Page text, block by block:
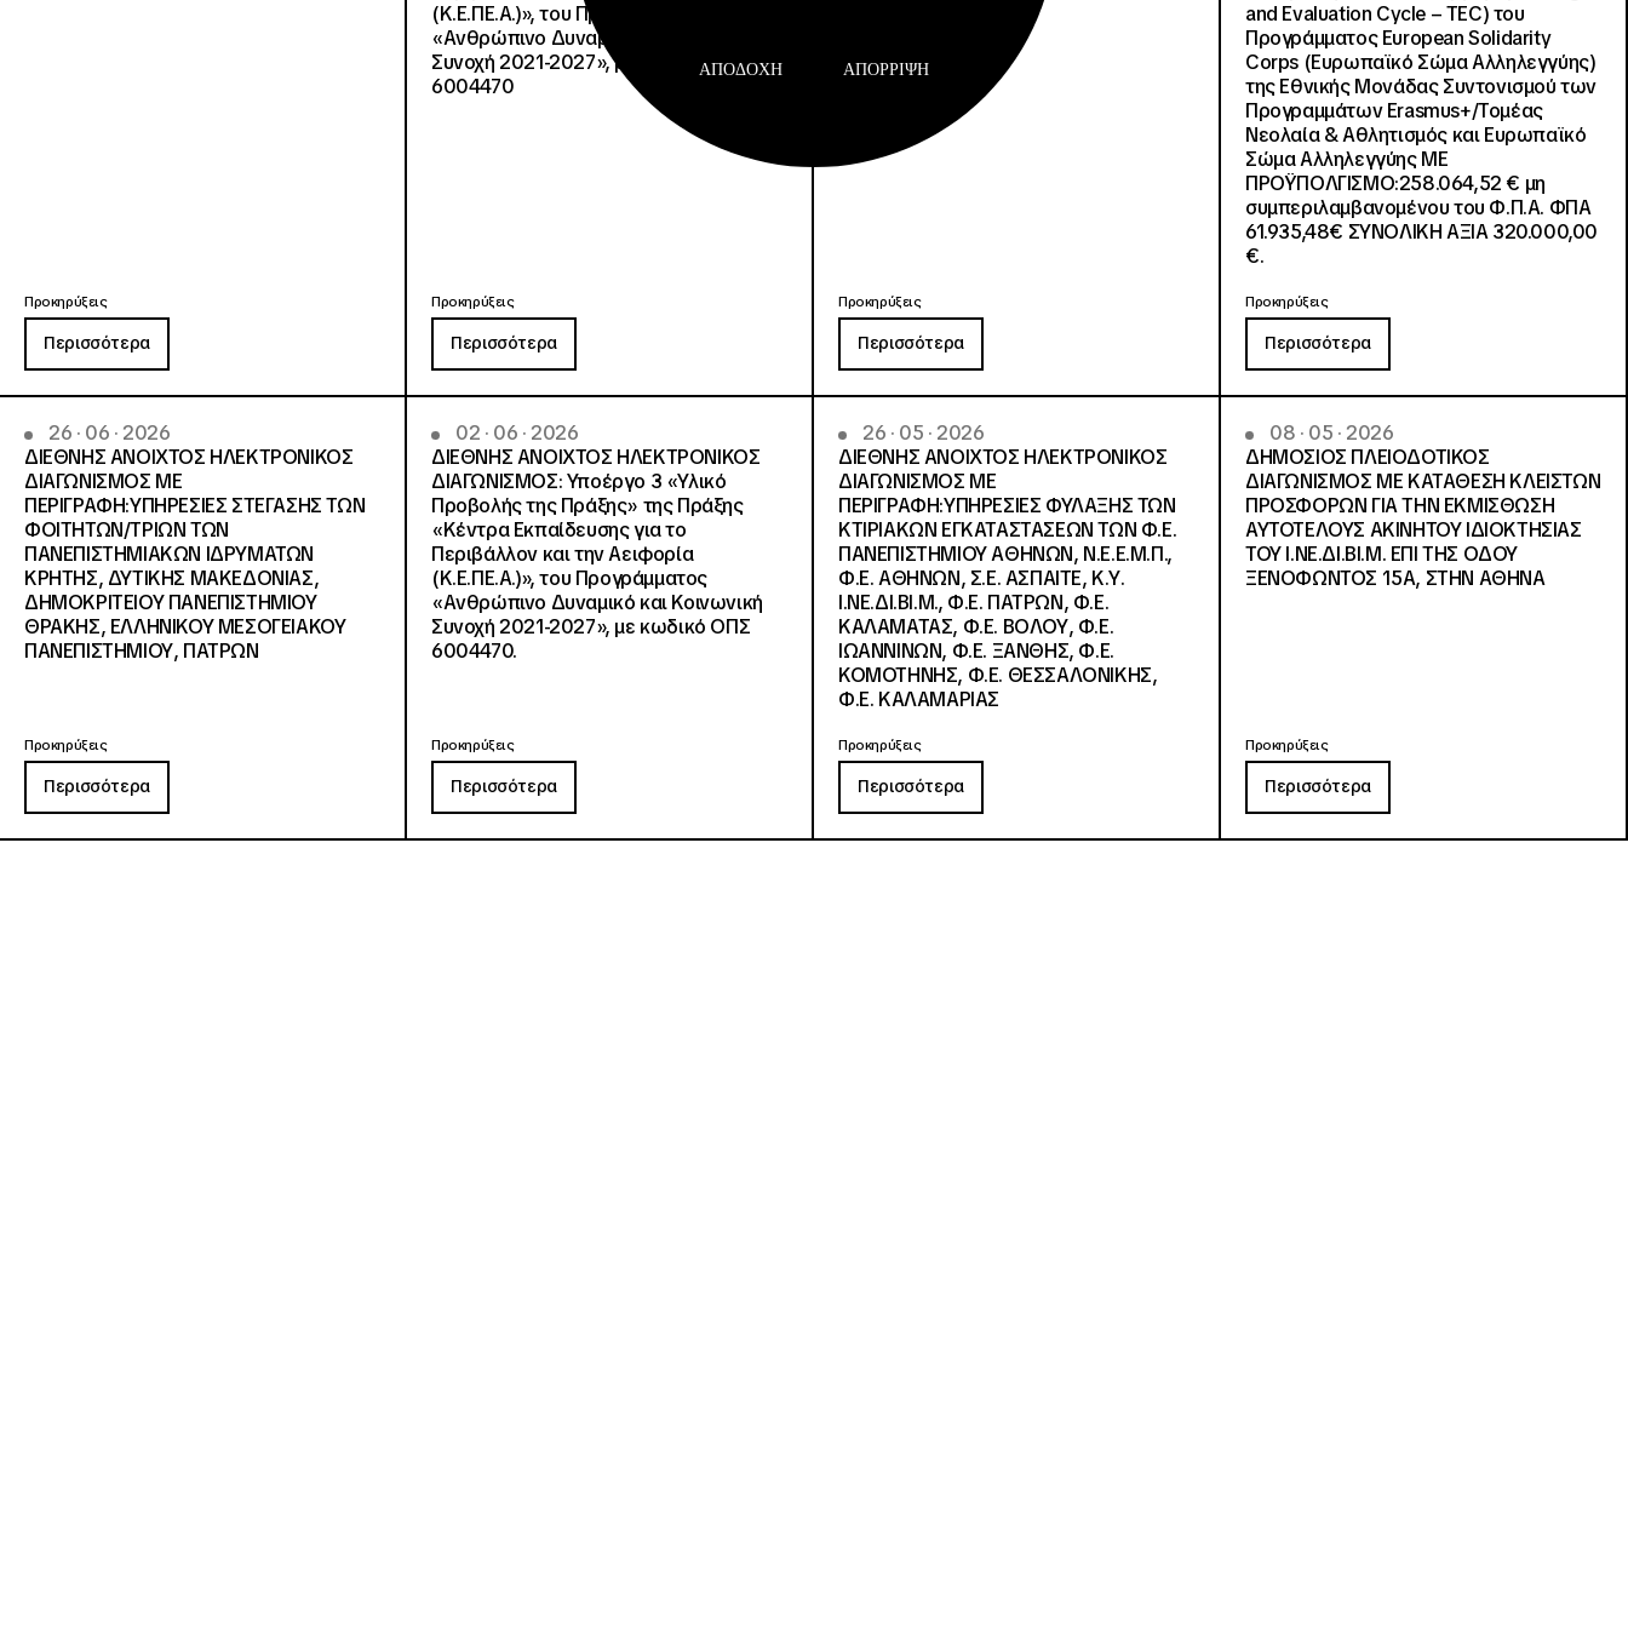
Προκηρύξεις
Περισσότερα
(Κ.Ε.ΠΕ.Α.)», του Προγράμματος
«Ανθρώπινο Δυναμικό και Κοινωνική
Συνοχή 2021-2027», με κωδικό ΟΠΣ
6004470
Προκηρύξεις
Περισσότερα
Προκηρύξεις
Περισσότερα
and Evaluation Cycle – TEC) του
Προγράμματος European Solidarity
Corps (Ευρωπαϊκό Σώμα Αλληλεγγύης)
της Εθνικής Μονάδας Συντονισμού των
Προγραμμάτων Erasmus+/Τομέας
Νεολαία & Αθλητισμός και Ευρωπαϊκό
Σώμα Αλληλεγγύης ΜΕ
ΠΡΟΫΠΟΛΓΙΣΜΟ:258.064,52 € μη
συμπεριλαμβανομένου του Φ.Π.Α. ΦΠΑ
61.935,48€ ΣΥΝΟΛΙΚΗ ΑΞΙΑ 320.000,00
€.
Προκηρύξεις
Περισσότερα
26 · 06 · 2026
ΔΙΕΘΝΗΣ ΑΝΟΙΧΤΟΣ ΗΛΕΚΤΡΟΝΙΚΟΣ
ΔΙΑΓΩΝΙΣΜΟΣ ΜΕ
ΠΕΡΙΓΡΑΦΗ:ΥΠΗΡΕΣΙΕΣ ΣΤΕΓΑΣΗΣ ΤΩΝ
ΦΟΙΤΗΤΩΝ/ΤΡΙΩΝ ΤΩΝ
ΠΑΝΕΠΙΣΤΗΜΙΑΚΩΝ ΙΔΡΥΜΑΤΩΝ
KΡΗΤΗΣ, ΔΥΤΙΚΗΣ ΜΑΚΕΔΟΝΙΑΣ,
ΔΗΜΟΚΡΙΤΕΙΟΥ ΠΑΝΕΠΙΣΤΗΜΙΟΥ
ΘΡΑΚΗΣ, ΕΛΛΗΝΙΚΟΥ ΜΕΣΟΓΕΙΑΚΟΥ
ΠΑΝΕΠΙΣΤΗΜΙΟΥ, ΠΑΤΡΩΝ
Προκηρύξεις
Περισσότερα
02 · 06 · 2026
ΔΙΕΘΝΗΣ ΑΝΟΙΧΤΟΣ ΗΛΕΚΤΡΟΝΙΚΟΣ
ΔΙΑΓΩΝΙΣΜΟΣ: Υποέργο 3 «Υλικό
Προβολής της Πράξης» της Πράξης
«Κέντρα Εκπαίδευσης για το
Περιβάλλον και την Αειφορία
(Κ.Ε.ΠΕ.Α.)», του Προγράμματος
«Ανθρώπινο Δυναμικό και Κοινωνική
Συνοχή 2021-2027», με κωδικό ΟΠΣ
6004470.
Προκηρύξεις
Περισσότερα
26 · 05 · 2026
ΔΙΕΘΝΗΣ ΑΝΟΙΧΤΟΣ ΗΛΕΚΤΡΟΝΙΚΟΣ
ΔΙΑΓΩΝΙΣΜΟΣ ΜΕ
ΠΕΡΙΓΡΑΦΗ:ΥΠΗΡΕΣΙΕΣ ΦΥΛΑΞΗΣ ΤΩΝ
ΚΤΙΡΙΑΚΩΝ ΕΓΚΑΤΑΣΤΑΣΕΩΝ ΤΩΝ Φ.Ε.
ΠΑΝΕΠΙΣΤΗΜΙΟΥ ΑΘΗΝΩΝ, Ν.Ε.Ε.Μ.Π.,
Φ.Ε. ΑΘΗΝΩΝ, Σ.Ε. ΑΣΠΑΙΤΕ, Κ.Υ.
Ι.ΝΕ.ΔΙ.ΒΙ.Μ., Φ.Ε. ΠΑΤΡΩΝ, Φ.Ε.
ΚΑΛΑΜΑΤΑΣ, Φ.Ε. ΒΟΛΟΥ, Φ.Ε.
ΙΩΑΝΝΙΝΩΝ, Φ.Ε. ΞΑΝΘΗΣ, Φ.Ε.
ΚΟΜΟΤΗΝΗΣ, Φ.Ε. ΘΕΣΣΑΛΟΝΙΚΗΣ,
Φ.Ε. ΚΑΛΑΜΑΡΙΑΣ
Προκηρύξεις
Περισσότερα
08 · 05 · 2026
ΔΗΜΟΣΙΟΣ ΠΛΕΙΟΔΟΤΙΚΟΣ
ΔΙΑΓΩΝΙΣΜΟΣ ΜΕ ΚΑΤΑΘΕΣΗ ΚΛΕΙΣΤΩΝ
ΠΡΟΣΦΟΡΩΝ ΓΙΑ ΤΗΝ ΕΚΜΙΣΘΩΣΗ
ΑΥΤΟΤΕΛΟΥΣ ΑΚΙΝΗΤΟΥ ΙΔΙΟΚΤΗΣΙΑΣ
ΤΟΥ Ι.ΝΕ.ΔΙ.ΒΙ.Μ. ΕΠΙ ΤΗΣ ΟΔΟΥ
ΞΕΝΟΦΩΝΤΟΣ 15Α, ΣΤΗΝ ΑΘΗΝΑ
Προκηρύξεις
Περισσότερα
ΑΠΟΔΟΧΉ ΑΠΌΡΡΙΨΗ